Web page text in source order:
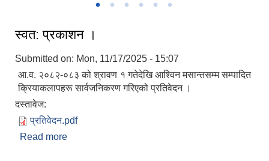
स्वत: प्रकाशन ।
Submitted on: Mon, 11/17/2025 - 15:07
आ.व. २०८२-०८३ को श्रावण १ गतेदेखि आश्विन मसान्तसम्म सम्पादित
क्रियाकलापहरू सार्वजनिकरण गरिएको प्रतिवेदन ।
दस्तावेज:
प्रतिवेदन.pdf
Read more